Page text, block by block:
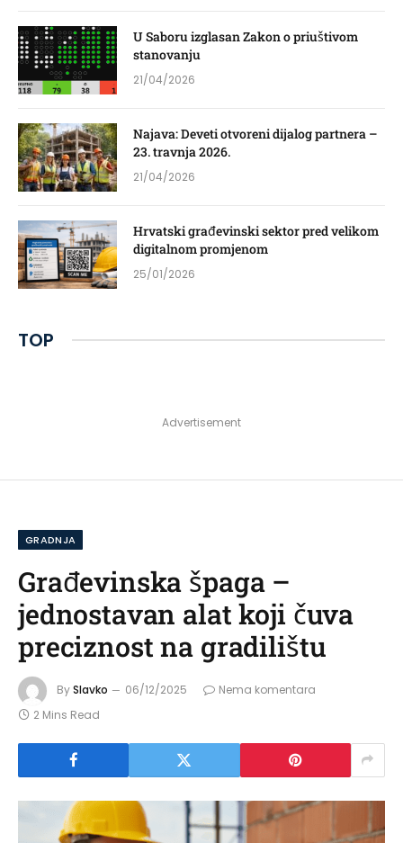
U Saboru izglasan Zakon o priuštivom
stanovanju
21/04/2026
Najava: Deveti otvoreni dijalog partnera –
23. travnja 2026.
21/04/2026
Hrvatski građevinski sektor pred velikom
digitalnom promjenom
25/01/2026
TOP
Advertisement
GRADNJA
Građevinska špaga –
jednostavan alat koji čuva
preciznost na gradilištu
BySlavko 06/12/2025
Nema komentara
2 Mins Read